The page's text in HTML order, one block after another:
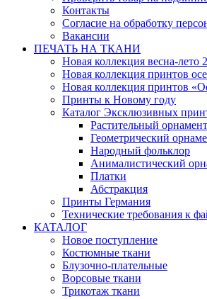
Контакты
Согласие на обработку
Вакансии
ПЕЧАТЬ НА ТКАНИ
Новая коллекция весна-лето
Новая коллекция принтов
Новая коллекция принтов
Принты к Новому году
Каталог Эксклюзивных
Растительный орнамент
Геометрический
Народный фольклор
Анималистический
Платки
Абстракция
Принты Германия
Технические требования к
КАТАЛОГ
Новое поступление
Костюмные ткани
Блузочно-плательные
Ворсовые ткани
Трикотаж ткани